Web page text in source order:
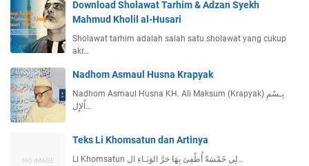
Download Sholawat Tarhim & Adzan Syekh
Mahmud Kholil al-Husari
Sholawat tarhim adalah salah satu sholawat yang cukup
akr…
Nadhom Asmaul Husna Krapyak
Nadhom Asmaul Husna KH. Ali Maksum (Krapyak) بِـسْمِ
اْلإِل…
Teks Li Khomsatun dan Artinya
Li Khomsatun لِي خَمْسَةٌ أُطْفِئ بِهَا حَرَّ الوَبَـاءِ ال…